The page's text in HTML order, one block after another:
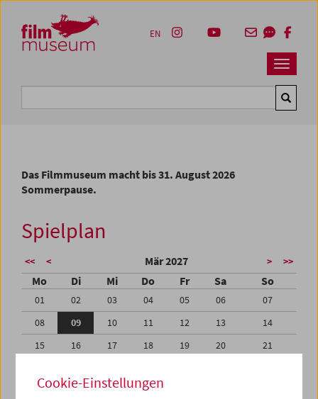
Zum Inhalt
Zum Hauptmenü
Zur Servicenavigation
Zum Suche
Navbar
EN
Das Filmmuseum macht bis 31. August 2026
Sommerpause.
Spielplan
<< < Mär 2027 > >>
Mo Di Mi Do Fr Sa So
01 02 03 04 05 06
07
08
09 10 11 12 13
14
15
16 17 18 19 20
21
29
30 31 01
Cookie-Einstellungen